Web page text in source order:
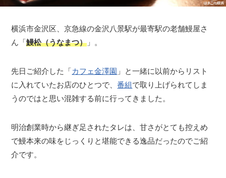
横浜市金沢区、京急線の金沢八景駅が最寄駅の老舗鰻屋さ
ん「鰻松（うなまつ） 」。
先日ご紹介した「カフェ金澤園 」と一緒に以前からリスト
に入れていたお店のひとつで、番組で取り上げられてしま
うのではと思い混雑する前に行ってきました。
明治創業時から継ぎ足されたタレは、甘さがとても控えめ
で鰻本来の味をじっくりと堪能できる逸品だったのでご紹
介です。